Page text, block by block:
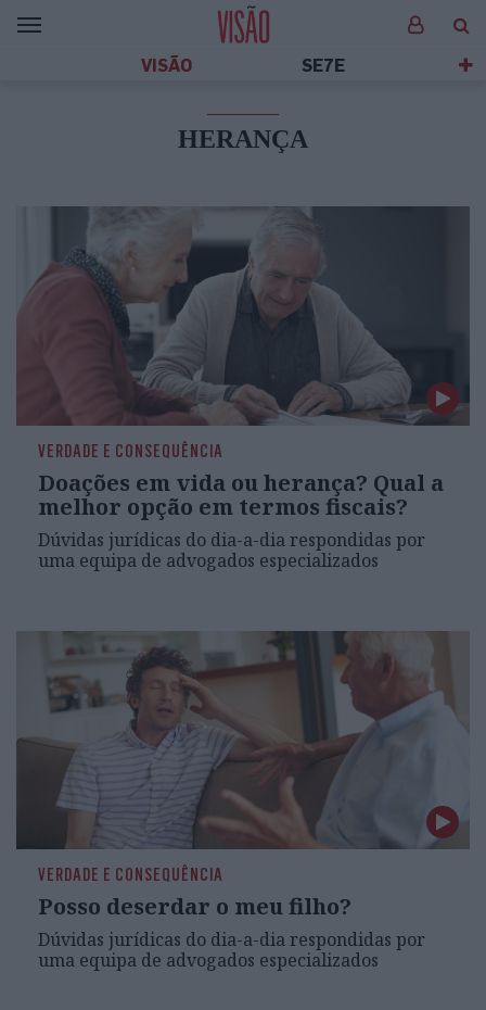
VISÃO SE7E
HERANÇA
VERDADE E CONSEQUÊNCIA
Doações em vida ou herança? Qual a
melhor opção em termos fiscais?
Dúvidas jurídicas do dia-a-dia respondidas por
uma equipa de advogados especializados
VERDADE E CONSEQUÊNCIA
Posso deserdar o meu filho?
Dúvidas jurídicas do dia-a-dia respondidas por
uma equipa de advogados especializados